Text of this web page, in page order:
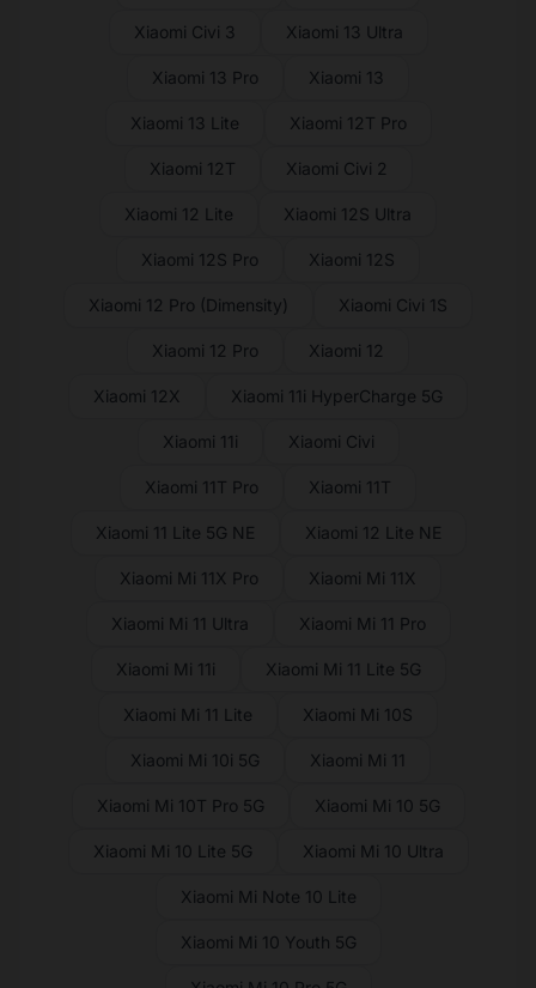
Xiaomi Civi 3 Xiaomi 13 Ultra
Xiaomi 13 Pro Xiaomi 13
Xiaomi 13 Lite Xiaomi 12T Pro
Xiaomi 12T Xiaomi Civi 2
Xiaomi 12 Lite Xiaomi 12S Ultra
Xiaomi 12S Pro Xiaomi 12S
Xiaomi 12 Pro (Dimensity) Xiaomi Civi 1S
Xiaomi 12 Pro Xiaomi 12
Xiaomi 12X Xiaomi 11i HyperCharge 5G
Xiaomi 11i Xiaomi Civi
Xiaomi 11T Pro Xiaomi 11T
Xiaomi 11 Lite 5G NE Xiaomi 12 Lite NE
Xiaomi Mi 11X Pro Xiaomi Mi 11X
Xiaomi Mi 11 Ultra Xiaomi Mi 11 Pro
Xiaomi Mi 11i Xiaomi Mi 11 Lite 5G
Xiaomi Mi 11 Lite Xiaomi Mi 10S
Xiaomi Mi 10i 5G Xiaomi Mi 11
Xiaomi Mi 10T Pro 5G Xiaomi Mi 10 5G
Xiaomi Mi 10 Lite 5G Xiaomi Mi 10 Ultra
Xiaomi Mi Note 10 Lite
Xiaomi Mi 10 Youth 5G